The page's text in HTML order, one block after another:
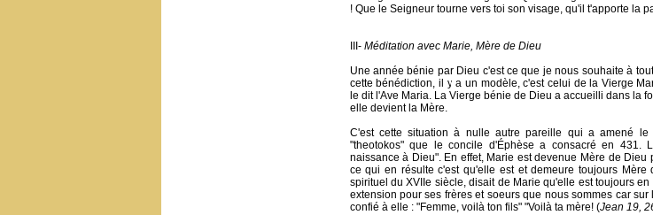
! Que le Seigneur tourne vers toi son visage, qu'il t'apporte la
III- Méditation avec Marie, Mère de Dieu
Une année bénie par Dieu c'est ce que je nous souhaite à
cette bénédiction, il y a un modèle, c'est celui de la Vierge
le dit l'Ave Maria. La Vierge bénie de Dieu a accueilli dans la
elle devient la Mère.
C'est cette situation à nulle autre pareille qui a amené
"theotokos" que le concile d'Éphèse a consacré en 431.
naissance à Dieu". En effet, Marie est devenue Mère de
ce qui en résulte c'est qu'elle est et demeure toujours
spirituel du XVIIe siècle, disait de Marie qu'elle est toujours
extension pour ses frères et soeurs que nous sommes car
confié à elle : "Femme, voilà ton fils" "Voilà ta mère! (Jean 19,